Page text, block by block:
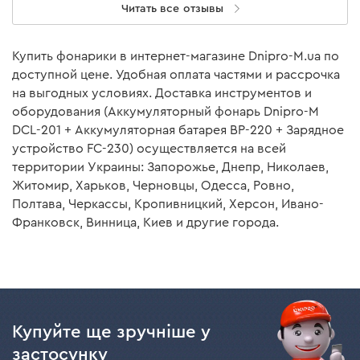
Эргономика
Небольшой вес аккумулятора обеспечивает еще
большую эргономику инструмента и позволяет
длительное время работать без усталости. Из
дополнительных особенностей аккумулятор имеет
полное резиновое покрытие, что способствует
большей устойчивости инструмента на поверхности и
исключает возможность скольжения в руках
оператора.
предусмотрен индикатор уровня заряда - оператор с
легкостью нажав на кнопку индикатора сможет
Зарядное устройство
Аккумуляторный фонарь Dnipro-M DCL-201 (без
АКБ и ЗУ)
Аккумуляторная батарея нет
Зарядное устройство
Инструкция есть
Аккумуляторный фонарь есть
Скачать инструкцию к "Аккумуляторная батарея Dnipro-
Читать все отзывы
Купить фонарики в интернет-магазине Dnipro-M.ua по
доступной цене. Удобная оплата частями и рассрочка
на выгодных условиях. Доставка инструментов и
оборудования (Аккумуляторный фонарь Dnipro-M
DCL-201 + Аккумуляторная батарея BP-220 + Зарядное
устройство FC-230) осуществляется на всей
территории Украины: Запорожье, Днепр, Николаев,
Житомир, Харьков, Черновцы, Одесса, Ровно,
Полтава, Черкассы, Кропивницкий, Херсон, Ивано-
Франковск, Винница, Киев и другие города.
Купуйте ще зручніше у
застосунку